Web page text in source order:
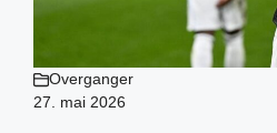
Overganger
27. mai 2026